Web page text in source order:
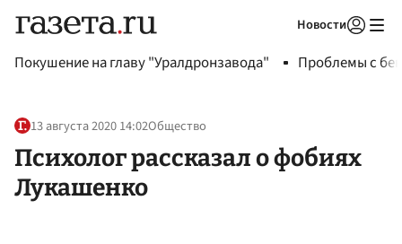
Новости
Покушение на главу "Уралдронзавода" Проблемы с
13 августа 2020 14:02Общество
Психолог рассказал о фобиях
Лукашенко